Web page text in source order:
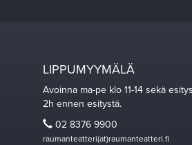
LIPPUMYYMÄLÄ
Avoinna ma-pe klo 11-14 sekä
2h ennen esitystä.
02 8376 9900
raumanteatteri(at)raumanteatteri.fi